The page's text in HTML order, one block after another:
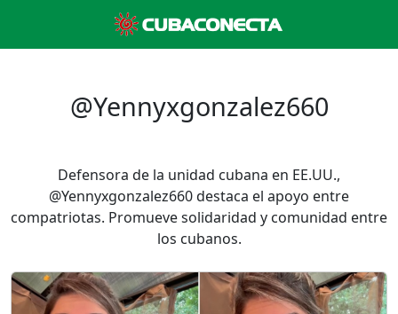
@Yennyxgonzalez660
Defensora de la unidad cubana en EE.UU.,
@Yennyxgonzalez660 destaca el apoyo entre
compatriotas. Promueve solidaridad y comunidad entre
los cubanos.